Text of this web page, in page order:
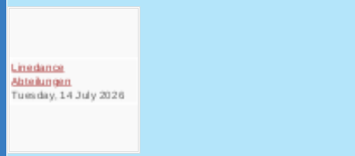
Linedance
Abteilungen